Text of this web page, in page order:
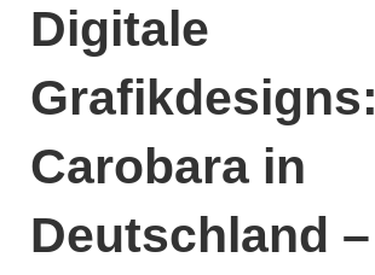
Digitale
Grafikdesigns:
Carobara in
Deutschland –